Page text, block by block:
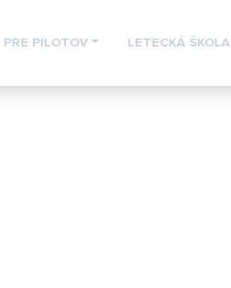
PRE PILOTOV LETECKÁ ŠKOLA